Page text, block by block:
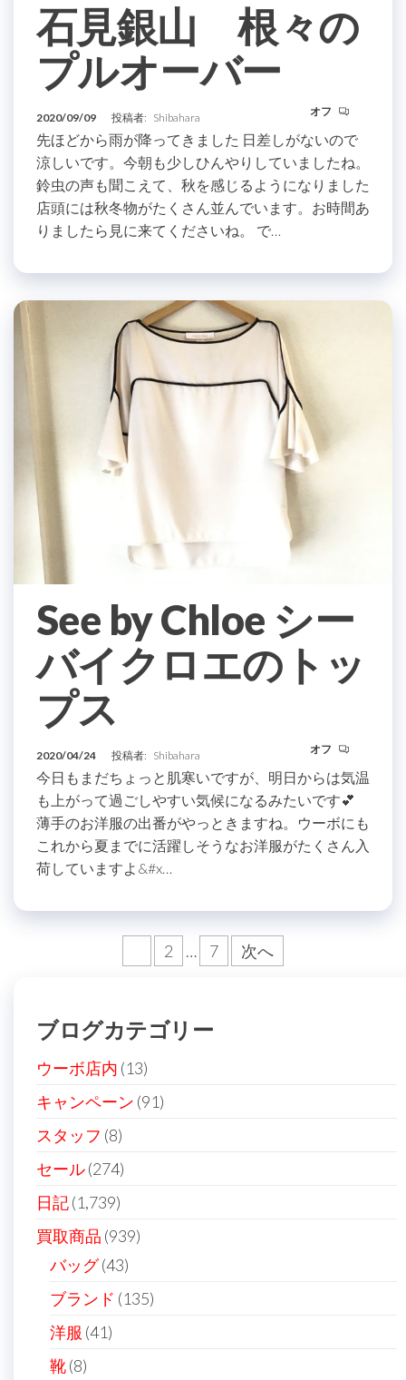
石見銀山 根々の
プルオーバー
2020/09/09 投稿者: Shibahara オフ
先ほどから雨が降ってきました 日差しがないので
涼しいです。今朝も少しひんやりしていましたね。
鈴虫の声も聞こえて、秋を感じるようになりました
店頭には秋冬物がたくさん並んでいます。お時間あ
りましたら見に来てくださいね。 で…
See by Chloe シー
バイクロエのトッ
プス
2020/04/24 投稿者: Shibahara オフ
今日もまだちょっと肌寒いですが、明日からは気温
も上がって過ごしやすい気候になるみたいです💕
薄手のお洋服の出番がやっときますね。ウーボにも
これから夏までに活躍しそうなお洋服がたくさん入
荷していますよ&#x…
ー
ジ
送
り
2 … 7 次へ
ブログカテゴリー
ウーボ店内 (13)
キャンペーン (91)
スタッフ (8)
セール(274)
日記(1,739)
買取商品 (939)
バッグ(43)
ブランド (135)
洋服 (41)
靴(8)